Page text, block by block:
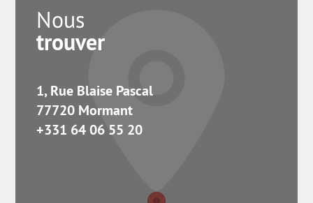
Nous
trouver
1, Rue Blaise Pascal
77720 Mormant
+331 64 06 55 20